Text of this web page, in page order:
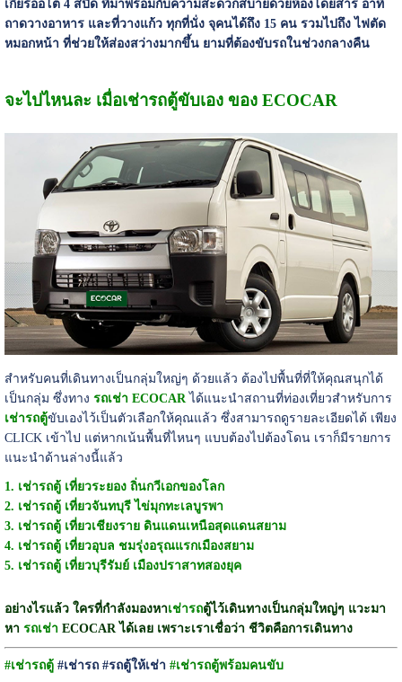
เกียร์ออโต้ 4 สปีด ที่มาพร้อมกับความสะดวกสบายด้วยห้องโดยสาร อาทิ
ถาดวางอาหาร และที่วางแก้ว ทุกที่นั่ง จุคนได้ถึง 15 คน รวมไปถึง ไฟตัด
หมอกหน้า ที่ช่วยให้ส่องสว่างมากขึ้น ยามที่ต้องขับรถในช่วงกลางคืน
จะไปไหนละ เมื่อเช่ารถตู้ขับเอง ของ ECOCAR
สำหรับคนที่เดินทางเป็นกลุ่มใหญ่ๆ ด้วยแล้ว ต้องไปพื้นที่ที่ให้คุณสนุกได้
เป็นกลุ่ม ซึ่งทาง รถเช่า ECOCAR ได้แนะนำสถานที่ท่องเที่ยวสำหรับการ
เช่ารถตู้ขับเองไว้เป็นตัวเลือกให้คุณแล้ว ซึ่งสามารถดูรายละเอียดได้ เพียง
CLICK เข้าไป แต่หากเน้นพื้นที่ไหนๆ แบบต้องไปต้องโดน เราก็มีรายการ
แนะนำด้านล่างนี้แล้ว
1. เช่ารถตู้ เที่ยวระยอง ถิ่นกวีเอกของโลก
2. เช่ารถตู้ เที่ยวจันทบุรี ไข่มุกทะเลบูรพา
3. เช่ารถตู้ เที่ยวเชียงราย ดินแดนเหนือสุดแดนสยาม
4. เช่ารถตู้ เที่ยวอุบล ชมรุ่งอรุณแรกเมืองสยาม
5. เช่ารถตู้ เที่ยวบุรีรัมย์ เมืองปราสาทสองยุค
อย่างไรแล้ว ใครที่กำลังมองหาเช่ารถตู้ไว้เดินทางเป็นกลุ่มใหญ่ๆ แวะมา
หา รถเช่า ECOCAR ได้เลย เพราะเราเชื่อว่า ชีวิตคือการเดินทาง
#เช่ารถตู้#เช่ารถ #รถตู้ให้เช่า #เช่ารถตู้พร้อมคนขับ